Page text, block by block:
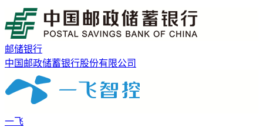
邮储银行
中国邮政储蓄银行股份有限公司
一飞